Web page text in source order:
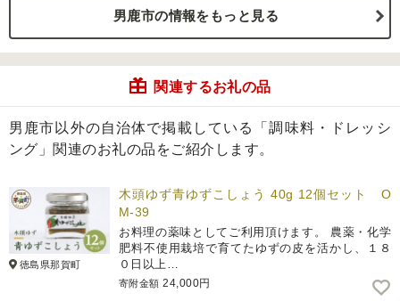
男鹿市の情報をもっと見る
関連するお礼の品
男鹿市以外の自治体で掲載している「調味料・ドレッシ
ング」関連のお礼の品をご紹介します。
徳島県那賀町
木頭ゆず青ゆずこしょう 40g 12個セット O
M-39
お料理の薬味としてご利用頂けます。 農薬・化学
肥料不使用栽培で育てたゆずの皮を活かし、１８
０日以上…
寄附金額 24,000円